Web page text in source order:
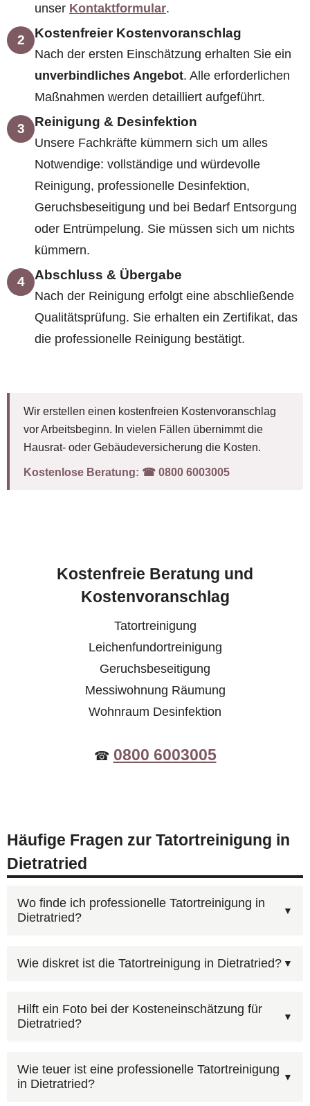
unser Kontaktformular.
2 Kostenfreier Kostenvoranschlag
Nach der ersten Einschätzung erhalten Sie ein
unverbindliches Angebot. Alle erforderlichen
Maßnahmen werden detailliert aufgeführt.
3 Reinigung & Desinfektion
Unsere Fachkräfte kümmern sich um alles
Notwendige: vollständige und würdevolle
Reinigung, professionelle Desinfektion,
Geruchsbeseitigung und bei Bedarf Entsorgung
oder Entrümpelung. Sie müssen sich um nichts
kümmern.
4 Abschluss & Übergabe
Nach der Reinigung erfolgt eine abschließende
Qualitätsprüfung. Sie erhalten ein Zertifikat, das
die professionelle Reinigung bestätigt.
Wir erstellen einen kostenfreien Kostenvoranschlag
vor Arbeitsbeginn. In vielen Fällen übernimmt die
Hausrat- oder Gebäudeversicherung die Kosten.
Kostenlose Beratung: ☎︎ 0800 6003005
Kostenfreie Beratung und
Kostenvoranschlag
Tatortreinigung
Leichenfundortreinigung
Geruchsbeseitigung
Messiwohnung Räumung
Wohnraum Desinfektion
☎ 0800 6003005
Häufige Fragen zur Tatortreinigung in
Dietratried
Wo finde ich professionelle Tatortreinigung in
Dietratried?
Unter0800 6003005erreichen Sie unsere
Schildern Sie den Umfang der Tatortreinigung in
Dietratried und wir erstellen ein unverbindliches
Wie diskret ist die Tatortreinigung in Dietratried?
Nein. Wir arbeiten in Dietratried grundsätzlich
diskret — unbeschriftete Fahrzeuge, neutrale
Materialien. Von außen ist nicht erkennbar,
welche Art von Reinigung durchgeführt wird.
Hilft ein Foto bei der Kosteneinschätzung für
Dietratried?
Ja, über unserKontaktformularkönnen Sie Fotos
hochladen. Bilder der betroffenen Räume helfen
Wie teuer ist eine professionelle Tatortreinigung
in Dietratried?